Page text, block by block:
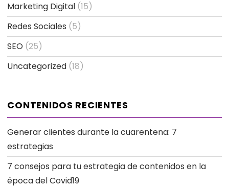
Marketing Digital (15)
Redes Sociales (5)
SEO (25)
Uncategorized (18)
CONTENIDOS RECIENTES
Generar clientes durante la cuarentena: 7
estrategias
7 consejos para tu estrategia de contenidos en la
época del Covid19